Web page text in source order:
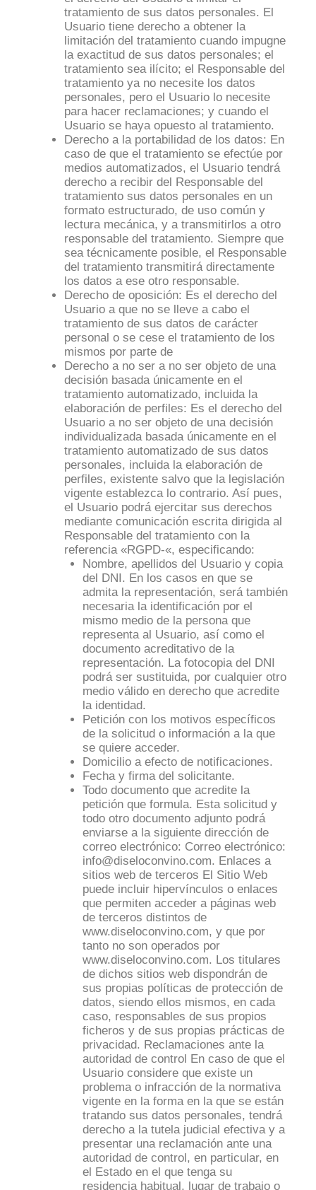
tratamiento de sus datos personales. El
Usuario tiene derecho a obtener la
limitación del tratamiento cuando impugne
la exactitud de sus datos personales; el
tratamiento sea ilícito; el Responsable del
tratamiento ya no necesite los datos
personales, pero el Usuario lo necesite
para hacer reclamaciones; y cuando el
Usuario se haya opuesto al tratamiento.
Derecho a la portabilidad de los datos: En
caso de que el tratamiento se efectúe por
medios automatizados, el Usuario tendrá
derecho a recibir del Responsable del
tratamiento sus datos personales en un
formato estructurado, de uso común y
lectura mecánica, y a transmitirlos a otro
responsable del tratamiento. Siempre que
sea técnicamente posible, el Responsable
del tratamiento transmitirá directamente
los datos a ese otro responsable.
Derecho de oposición: Es el derecho del
Usuario a que no se lleve a cabo el
tratamiento de sus datos de carácter
personal o se cese el tratamiento de los
mismos por parte de
Derecho a no ser a no ser objeto de una
decisión basada únicamente en el
tratamiento automatizado, incluida la
elaboración de perfiles: Es el derecho del
Usuario a no ser objeto de una decisión
individualizada basada únicamente en el
tratamiento automatizado de sus datos
personales, incluida la elaboración de
perfiles, existente salvo que la legislación
vigente establezca lo contrario. Así pues,
el Usuario podrá ejercitar sus derechos
mediante comunicación escrita dirigida al
Responsable del tratamiento con la
referencia «RGPD-«, especificando:
Nombre, apellidos del Usuario y copia
del DNI. En los casos en que se
admita la representación, será también
necesaria la identificación por el
mismo medio de la persona que
representa al Usuario, así como el
documento acreditativo de la
representación. La fotocopia del DNI
podrá ser sustituida, por cualquier otro
medio válido en derecho que acredite
la identidad.
Petición con los motivos específicos
de la solicitud o información a la que
se quiere acceder.
Domicilio a efecto de notificaciones.
Fecha y firma del solicitante.
Todo documento que acredite la
petición que formula. Esta solicitud y
todo otro documento adjunto podrá
enviarse a la siguiente dirección de
correo electrónico: Correo electrónico:
info@diseloconvino.com. Enlaces a
sitios web de terceros El Sitio Web
puede incluir hipervínculos o enlaces
que permiten acceder a páginas web
de terceros distintos de
www.diseloconvino.com, y que por
tanto no son operados por
www.diseloconvino.com. Los titulares
de dichos sitios web dispondrán de
sus propias políticas de protección de
datos, siendo ellos mismos, en cada
caso, responsables de sus propios
ficheros y de sus propias prácticas de
privacidad. Reclamaciones ante la
autoridad de control En caso de que el
Usuario considere que existe un
problema o infracción de la normativa
vigente en la forma en la que se están
tratando sus datos personales, tendrá
derecho a la tutela judicial efectiva y a
presentar una reclamación ante una
autoridad de control, en particular, en
el Estado en el que tenga su
residencia habitual, lugar de trabajo o